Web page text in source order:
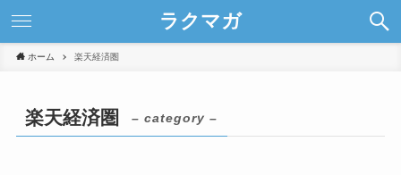
ラクマガ
ホーム 楽天経済圏
楽天経済圏 – category –